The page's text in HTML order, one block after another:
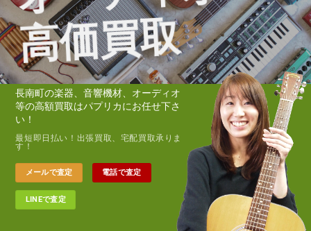
高価買取
長南町の楽器、音響機材、オーディオ
等の高額買取はパプリカにお任せ下さ
い！
最短即日払い！出張買取、宅配買取承りま
す！
メールで査定 電話で査定
LINEで査定